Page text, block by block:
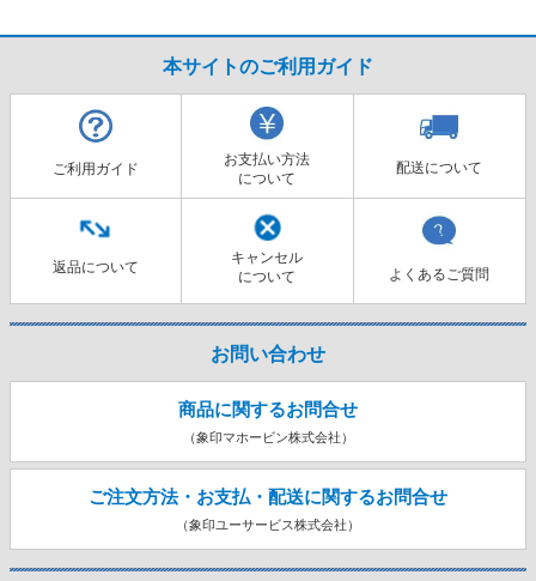
本サイトのご利用ガイド
ご利用ガイド
お支払い方法
について
配送について
返品について
キャンセル
について
よくあるご質問
お問い合わせ
商品に関するお問合せ
（象印マホービン株式会社）
ご注文方法・お支払・配送に関するお問合せ
（象印ユーサービス株式会社）